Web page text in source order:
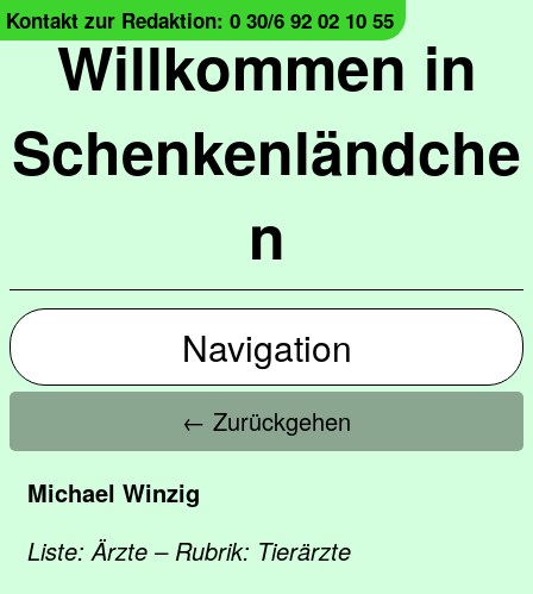
Willkommen in
Schenkenländche
n
Kontakt zur Redaktion: 0 30/6 92 02 10 55
Navigation
← Zurückgehen
Michael Winzig
Liste: Ärzte – Rubrik: Tierärzte